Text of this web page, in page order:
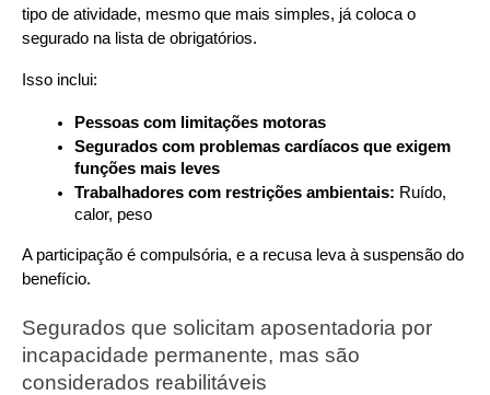
tipo de atividade, mesmo que mais simples, já coloca o
segurado na lista de obrigatórios.
Isso inclui:
Pessoas com limitações motoras
Segurados com problemas cardíacos que exigem
funções mais leves
Trabalhadores com restrições ambientais: Ruído,
calor, peso
A participação é compulsória, e a recusa leva à suspensão do
benefício.
Segurados que solicitam aposentadoria por
incapacidade permanente, mas são
considerados reabilitáveis